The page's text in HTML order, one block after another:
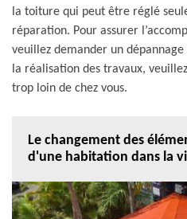
la toiture qui peut être réglé
réparation. Pour assurer
veuillez demander un
la réalisation des travaux,
trop loin de chez vous.
Le changement des
d'une habitation dans la